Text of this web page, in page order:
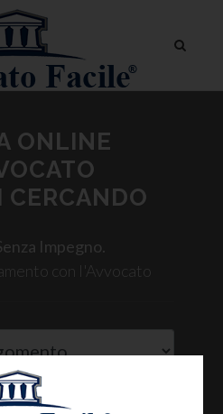
ONLINE
CERCANDO
Impegno.
con l'Avvocato